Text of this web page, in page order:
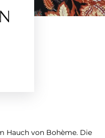
Hauch von Bohème. Die